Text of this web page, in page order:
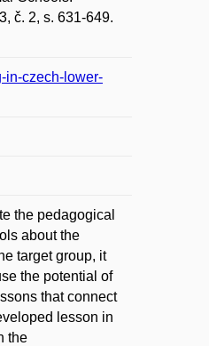
č. 2, s. 631-649.
in-czech-lower-
the pedagogical
about the
target group, it
the potential of
that connect
lesson in
the